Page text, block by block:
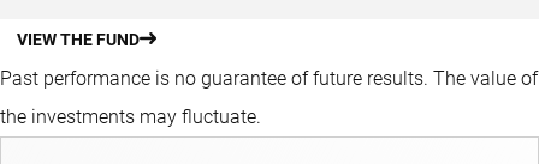
VIEW THE FUND
Past performance is no guarantee of future results. The value of
the investments may fluctuate.